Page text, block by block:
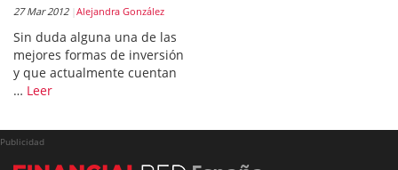
27 Mar 2012 Alejandra González
Sin duda alguna una de las
mejores formas de inversión
y que actualmente cuentan
… Leer
Publicidad